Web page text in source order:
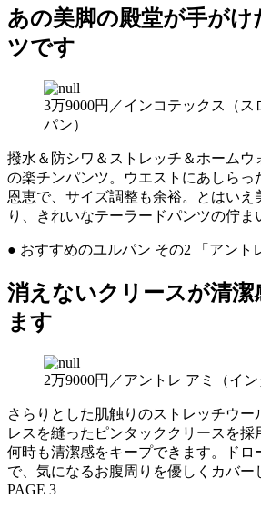
あの美脚の殿堂が手がけ
ツです
3万9000円／インコテックス（ス
パン）
撥水＆防シワ＆ストレッチ＆ホームウ
の楽チンパンツ。ウエストにあしらっ
恩恵で、サイズ調整も余裕。とはいえ
り、きれいなテーラードパンツの佇ま
● おすすめのユルパン その2 「アン
消えないクリースが清潔
ます
2万9000円／アントレ アミ（イン
さらりとした肌触りのストレッチウ
レスを縫ったピンタッククリースを採
何時も清潔感をキープできます。ドロ
で、気になるお腹周りを優しくカバー
PAGE 3